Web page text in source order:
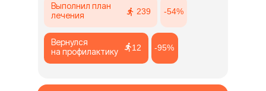
12
Вернулся
на профилактику
-95%
Выполнил план
лечения
239 -54%